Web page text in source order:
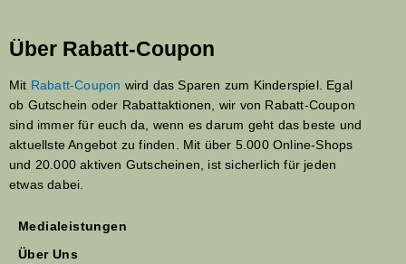
Über Rabatt-Coupon
Mit Rabatt-Coupon wird das Sparen zum Kinderspiel. Egal
ob Gutschein oder Rabattaktionen, wir von Rabatt-Coupon
sind immer für euch da, wenn es darum geht das beste und
aktuellste Angebot zu finden. Mit über 5.000 Online-Shops
und 20.000 aktiven Gutscheinen, ist sicherlich für jeden
etwas dabei.
Medialeistungen
Über Uns